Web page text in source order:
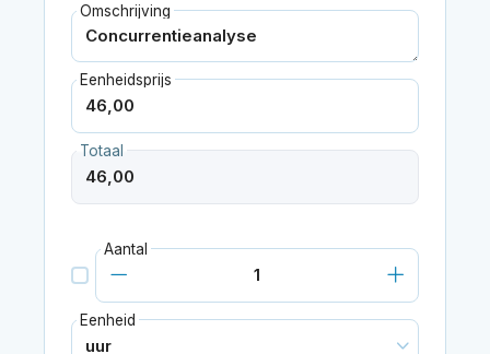
Omschrijving
Eenheidsprijs
Totaal
Aantal
Eenheid